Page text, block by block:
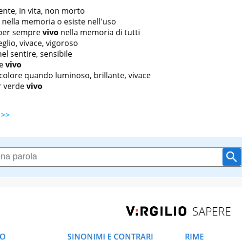
in vita, non morto
memoria o esiste nell'uso
semprevivo nella memoria di tutti
vivace, vigoroso
sentire, sensibile
vivo
quando luminoso, brillante, vivace
verdevivo
SAPERE
SINONIMI E CONTRARI
RIME